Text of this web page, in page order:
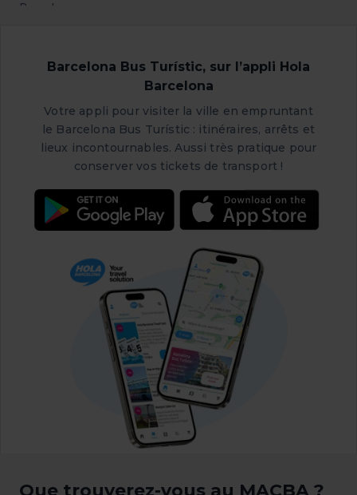
Barcelone.
XXe siècle jusqu’à aujourd’hui.
Sa construction a marqué la concrétisation de deux
grands rêves : réunir les collections d’art contemporain
en un seul espace, à l’image du MoMA de New York, et
apporter lumière, air et espaces publics ouverts au
Barcelona Bus Turístic, sur l’appli Hola
Barcelona
Votre appli pour visiter la ville en empruntant
le Barcelona Bus Turístic : itinéraires, arrêts et
lieux incontournables. Aussi très pratique pour
conserver vos tickets de transport !
Que trouverez-vous au MACBA ?